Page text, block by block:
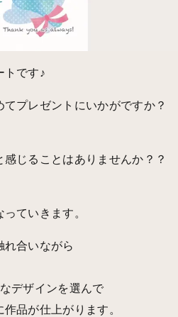
トです♪
プレゼントにいかがですか？
じることはありませんか？？
ていきます。
れ合いながら
デザインを選んで
品が仕上がります。